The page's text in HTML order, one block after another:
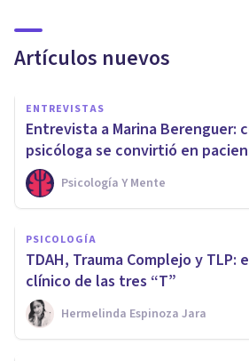
Artículos nuevos
ENTREVISTAS
Entrevista a Marina Berenguer:
psicóloga se convirtió en
Psicología Y Mente
PSICOLOGÍA
TDAH, Trauma Complejo y TLP:
clínico de las tres “T”
Hermelinda Espinoza Jara